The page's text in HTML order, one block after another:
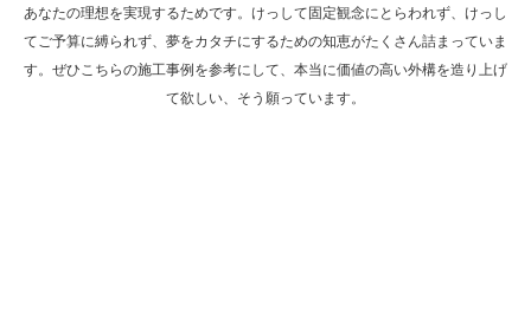
人の技
あなたの理想を実現するためです。けっして固定観念にとらわれず、けっし
てご予算に縛られず、夢をカタチにするための知恵がたくさん詰まっていま
す。ぜひこちらの施工事例を参考にして、本当に価値の高い外構を造り上げ
て欲しい、そう願っています。